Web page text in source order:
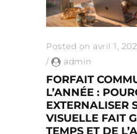
Posted on avril 1,
/
admin
FORFAIT
L’ANNÉE :
EXTERNALISER
VISUELLE FAIT
TEMPS ET DE